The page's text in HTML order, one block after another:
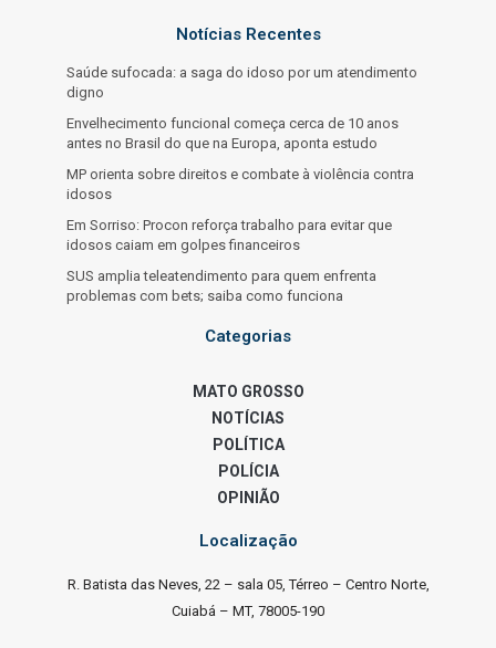
Notícias Recentes
Saúde sufocada: a saga do idoso por um atendimento
digno
Envelhecimento funcional começa cerca de 10 anos
antes no Brasil do que na Europa, aponta estudo
MP orienta sobre direitos e combate à violência contra
idosos
Em Sorriso: Procon reforça trabalho para evitar que
idosos caiam em golpes financeiros
SUS amplia teleatendimento para quem enfrenta
problemas com bets; saiba como funciona
Categorias
MATO GROSSO
NOTÍCIAS
POLÍTICA
POLÍCIA
OPINIÃO
Localização
R. Batista das Neves, 22 – sala 05, Térreo – Centro Norte,
Cuiabá – MT, 78005-190